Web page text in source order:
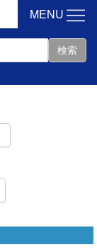
MENU